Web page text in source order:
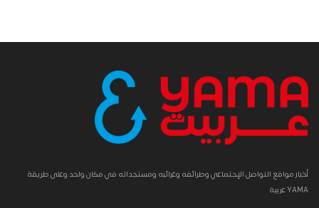
أخبار مواقع التواصل الإجتماعي وطرائفه وغرائبه ومستجداته في مكان واحد وعلى طريقة
YAMA عربية